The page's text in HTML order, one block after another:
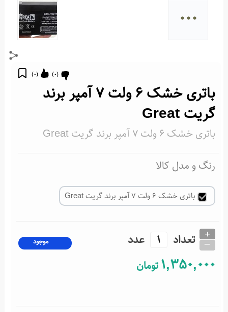
...
(
0
) (
0
)
باتری خشک 6 ولت 7 آمپر برند
گریت Great
باتری خشک 6 ولت 7 آمپر برند گریت Great
رنگ و مدل کالا
باتری خشک 6 ولت 7 آمپر برند گریت Great
تعداد +
_ عدد موجود
1,350,000تومان